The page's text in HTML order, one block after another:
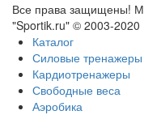
Все права защищены!
"Sportik.ru" © 2003-2020
Каталог
Силовые тренажеры
Кардиотренажеры
Свободные веса
Аэробика